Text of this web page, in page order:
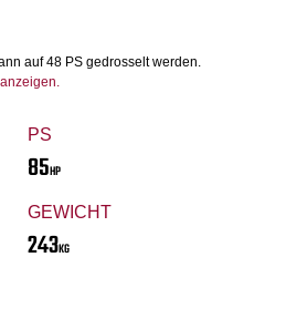
PS
85HP
GEWICHT
243KG
auf 48 PS gedrosselt werden.